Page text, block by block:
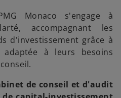
Monaco s'engage à
accompagnant les
d'investissement grâce à
à leurs besoins
de conseil et d'audit